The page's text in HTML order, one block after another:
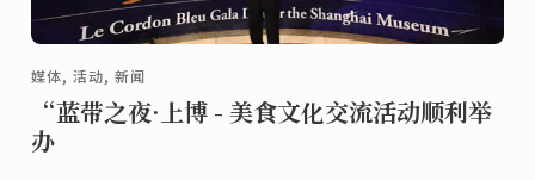
媒体, 活动, 新闻
“蓝带之夜·上博 - 美食文化交流活动顺利举
办